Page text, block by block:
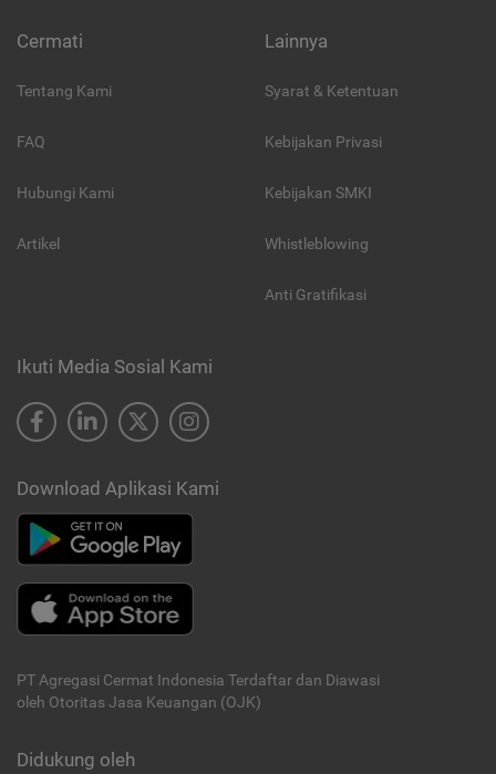
Cermati
Tentang Kami
FAQ
Hubungi Kami
Artikel
Lainnya
Syarat & Ketentuan
Kebijakan Privasi
Kebijakan SMKI
Whistleblowing
Anti Gratifikasi
Ikuti Media Sosial Kami
Download Aplikasi Kami
PT Agregasi Cermat Indonesia Terdaftar dan Diawasi
oleh Otoritas Jasa Keuangan (OJK)
Didukung oleh